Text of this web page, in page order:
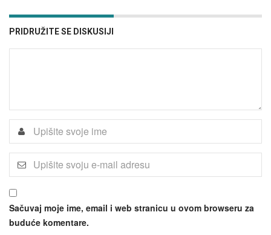
PRIDRUŽITE SE DISKUSIJI
Sačuvaj moje ime, email i web stranicu u ovom browseru za
buduće komentare.